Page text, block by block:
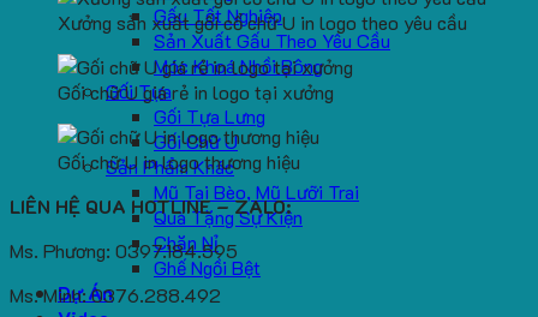
Gấu Tốt Nghiệp
Sản Xuất Gấu Theo Yêu Cầu
Móc Khoá Nhồi Bông
Gối Tựa
Gối Tựa Lưng
Gối Chữ U
Sản Phẩm Khác
Mũ Tai Bèo, Mũ Lưỡi Trai
Quà Tặng Sự Kiện
Chăn Nỉ
Ghế Ngồi Bệt
Dự Án
Xưởng sản xuất gối cổ chữ U in logo theo yêu cầu
Gối chữ U giá rẻ in logo tại xưởng
Gối chữ U in logo thương hiệu
LIÊN HỆ QUA HOTLINE – ZALO:
Ms. Phương: 0397.184.595
Ms. Minh: 0376.288.492